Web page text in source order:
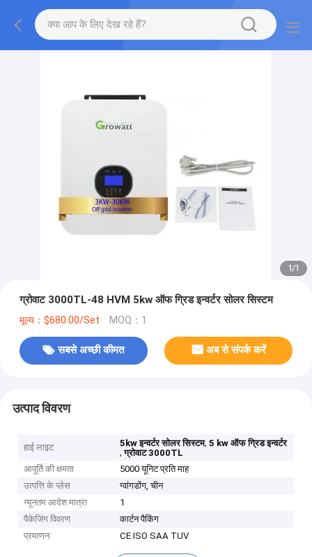
1/1
ग्रोवाट 3000TL-48 HVM 5kw ऑफ ग्रिड इन्वर्टर सोलर सिस्टम
मूल्य：$680.00/Set MOQ：1
सबसे अच्छी कीमत अब से संपर्क करें
उत्पाद विवरण
हाई लाइट 5kw इन्वर्टर सोलर सिस्टम,5 kw ऑफ ग्रिड इन्वर्टर
,ग्रोवाट 3000TL
आपूर्ति की क्षमता
5000 यूनिट प्रति माह
उत्पत्ति के प्लेस
ग्वांगडोंग, चीन
न्यूनतम आदेश मात्रा
1
पैकेजिंग विवरण
कार्टन पैकिंग
प्रमाणन
CE ISO SAA TUV